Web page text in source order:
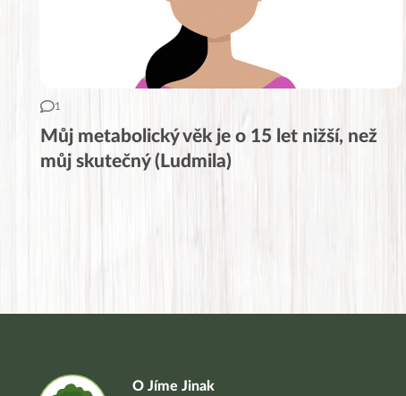
1
Můj metabolický věk je o 15 let nižší, než
můj skutečný (Ludmila)
O Jíme Jinak